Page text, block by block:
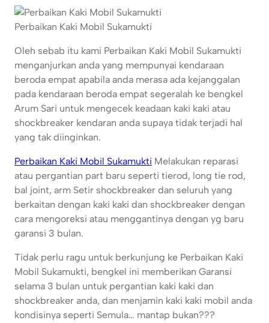
Perbaikan Kaki Mobil Sukamukti
Oleh sebab itu kami Perbaikan Kaki Mobil Sukamukti
menganjurkan anda yang mempunyai kendaraan
beroda empat apabila anda merasa ada kejanggalan
pada kendaraan beroda empat segeralah ke bengkel
Arum Sari untuk mengecek keadaan kaki kaki atau
shockbreaker kendaran anda supaya tidak terjadi hal
yang tak diinginkan.
Perbaikan Kaki Mobil Sukamukti Melakukan reparasi
atau pergantian part baru seperti tierod, long tie rod,
bal joint, arm Setir shockbreaker dan seluruh yang
berkaitan dengan kaki kaki dan shockbreaker dengan
cara mengoreksi atau menggantinya dengan yg baru
garansi 3 bulan.
Tidak perlu ragu untuk berkunjung ke Perbaikan Kaki
Mobil Sukamukti, bengkel ini memberikan Garansi
selama 3 bulan untuk pergantian kaki kaki dan
shockbreaker anda, dan menjamin kaki kaki mobil anda
kondisinya seperti Semula… mantap bukan???